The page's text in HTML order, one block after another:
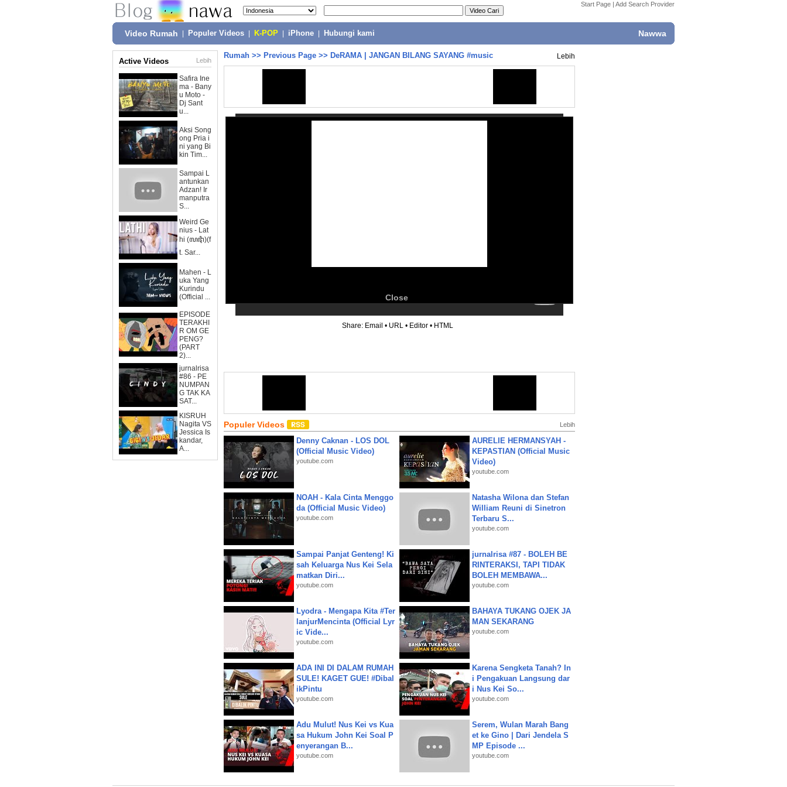
Start Page | Add Search Provider
Video Rumah Populer Videos K-POP iPhone Hubungi kami Nawwa
Active Videos Lebih
Safira Ine
ma - Bany
u Moto -
Dj Sant
u...
Aksi Song
ong Pria i
ni yang Bi
kin Tim...
Sampai L
antunkan
Adzan! Ir
manputra
S...
Weird Ge
nius - Lat
hi (ꦭꦛꦶ)(f
t. Sar...
Mahen - L
uka Yang
Kurindu
(Official ...
EPISODE
TERAKHI
R OM GE
PENG?
(PART
2)...
jurnalrisa
#86 - PE
NUMPAN
G TAK KA
SAT...
KISRUH
Nagita VS
Jessica Is
kandar,
A...
Rumah >> Previous Page >> DeRAMA | JANGAN BILANG SAYANG #music Lebih
Close
Share: Email • URL • Editor • HTML
Populer Videos Lebih
Denny Caknan - LOS DOL
(Official Music Video)
youtube.com
AURELIE HERMANSYAH -
KEPASTIAN (Official Music
Video)
youtube.com
NOAH - Kala Cinta Menggo
da (Official Music Video)
youtube.com
Natasha Wilona dan Stefan
William Reuni di Sinetron
Terbaru S...
youtube.com
Sampai Panjat Genteng! Ki
sah Keluarga Nus Kei Sela
matkan Diri...
youtube.com
jurnalrisa #87 - BOLEH BE
RINTERAKSI, TAPI TIDAK
BOLEH MEMBAWA...
youtube.com
Lyodra - Mengapa Kita #Ter
lanjurMencinta (Official Lyr
ic Vide...
youtube.com
BAHAYA TUKANG OJEK JA
MAN SEKARANG
youtube.com
ADA INI DI DALAM RUMAH
SULE! KAGET GUE! #Dibal
ikPintu
youtube.com
Karena Sengketa Tanah? In
i Pengakuan Langsung dar
i Nus Kei So...
youtube.com
Adu Mulut! Nus Kei vs Kua
sa Hukum John Kei Soal P
enyerangan B...
youtube.com
Serem, Wulan Marah Bang
et ke Gino | Dari Jendela S
MP Episode ...
youtube.com